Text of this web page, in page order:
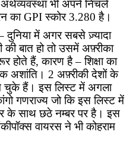
भी अपने निचले
का GPI स्कोर 3.280 है।
दुनिया में अगर सबसे ज़्यादा
की बात हो तो उसमें अफ़्रीका
होते हैं, कारण है – शिक्षा का
अशांति। 2 अफ़्रीकी देशों के
चुके हैं। इस लिस्ट में अगला
गणराज्य जो कि इस लिस्ट में
के साथ छठे नम्बर पर है। इस
वायरस ने भी कोहराम